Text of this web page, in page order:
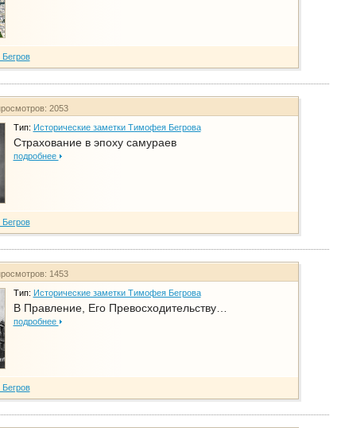
2053
Тип: Исторические заметки Тимофея Бегрова
Страхование в эпоху самураев
подробнее
1453
Тип: Исторические заметки Тимофея Бегрова
В Правление, Его Превосходительству…
подробнее